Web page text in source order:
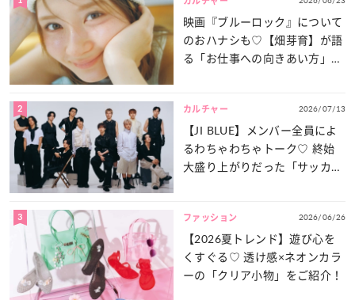
映画『ブルーロック』について
のおハナシも♡【畑芽育】が語
る「お仕事への向きあい方」と
2 カルチャー 2026/07/13
【JI BLUE】メンバー全員によ
るわちゃわちゃトーク♡ 終始
大盛り上がりだった「サッカー
3 ファッション 2026/06/26
【2026夏トレンド】遊び心を
くすぐる♡ 透け感×ネオンカラ
ーの「クリア小物」をご紹介！